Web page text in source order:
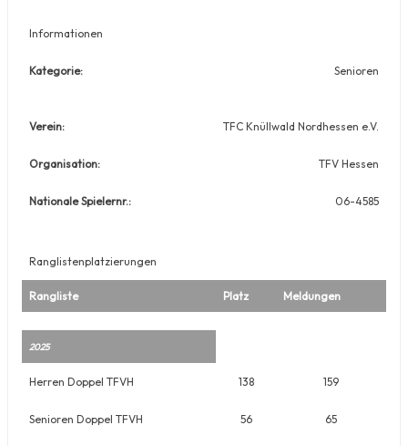
Informationen
Kategorie: Senioren
Verein: TFC Knüllwald Nordhessen e.V.
Organisation: TFV Hessen
Nationale Spielernr.: 06-4585
Ranglistenplatzierungen
Rangliste Platz Meldungen
2025
Herren Doppel TFVH 138 159
Senioren Doppel TFVH 56 65